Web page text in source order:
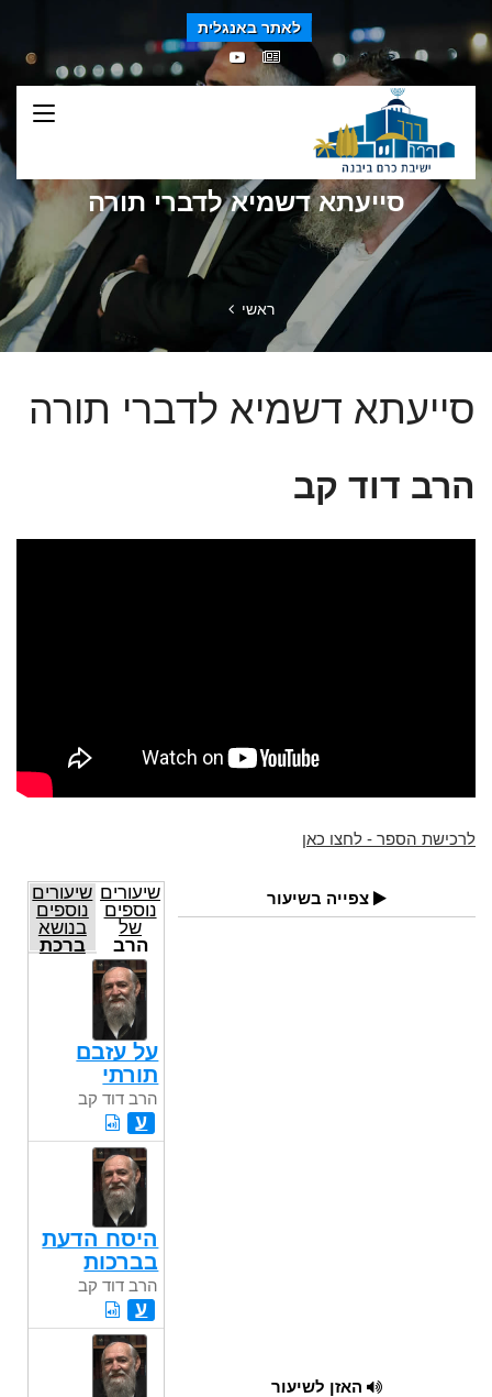
לאתר באנגלית
סייעתא דשמיא לדברי תורה
ראשי
סייעתא דשמיא לדברי תורה
הרב דוד קב
לרכישת הספר - לחצו כאן
צפייה בשיעור
האזן לשיעור
שיעורים
נוספים
של
הרב
דוד קב
שיעורים
נוספים
בנושא
ברכת
על עזבם
תורתי
הרב דוד קב
ע
היסח הדעת
בברכות
הרב דוד קב
ע